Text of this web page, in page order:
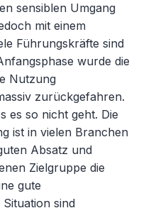
sensiblen Umgang
mit einem
Führungskräfte sind
wurde die
Nutzung
zurückgefahren.
es so nicht geht. Die
ist in vielen Branchen
Absatz und
Zielgruppe die
gute
sind